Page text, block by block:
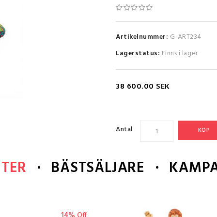
Artikelnummer: G-ART234
Lagerstatus: Finns i lager
38 600.00 SEK
Antal KÖP
BÄSTSÄLJARE